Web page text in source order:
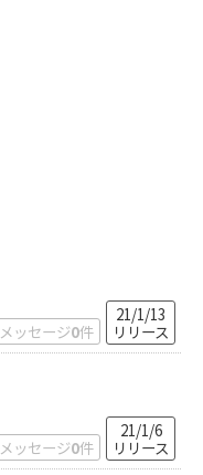
メッセージ0件
21/1/13
リリース
メッセージ0件
21/1/6
リリース